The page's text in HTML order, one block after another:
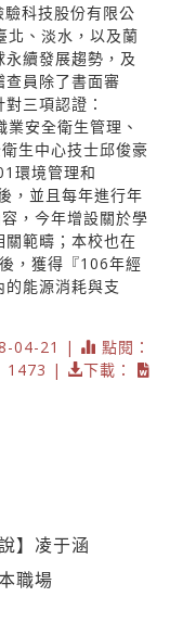
驗科技股份有限公
北、淡水，以及蘭
續發展趨勢，及
員除了書面審
三項認證：
安全衛生管理、
生中心技士邱俊豪
環境管理和
，並且每年進行年
，今年增設關於學
範疇；本校也在
，獲得『106年經
能源消耗與支
04-21 |
點閱：
1473 |
下載：
】凌于涵
職場